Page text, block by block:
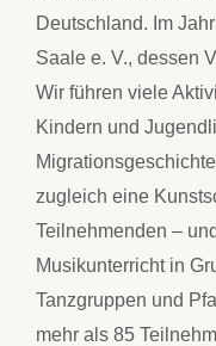
Deutschland. Im
Saale e. V., dessen
Wir führen viele
Kindern und
zugleich eine
Teilnehmenden –
Musikunterricht in
Tanzgruppen und
mehr als 85